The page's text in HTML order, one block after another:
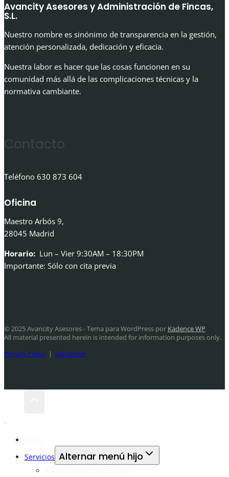
Avancity Asesores y Administración de Fincas,
S.L.
Nuestro nombre es sinónimo de transparencia en la gestión,
atención personalizada, dedicación y eficacia.
Nuestra labor es hacer que las cosas funcionen en su
comunidad más allá de las complicaciones técnicas y la
normativa cambiante.
Contacto
Teléfono 630 873 604
Oficina
Maestro Arbós 9,
28045 Madrid
Horario: Lun – Vier 9:30AM – 18:30PM
Importante: Sólo con cita previa
© 2025 Avancity Asesores - Tema para WordPress por Kadence WP
All material presented herein is intended for information purposes only.
Privacy Policy | Disclaimer
Servicios Alternar menú hijo